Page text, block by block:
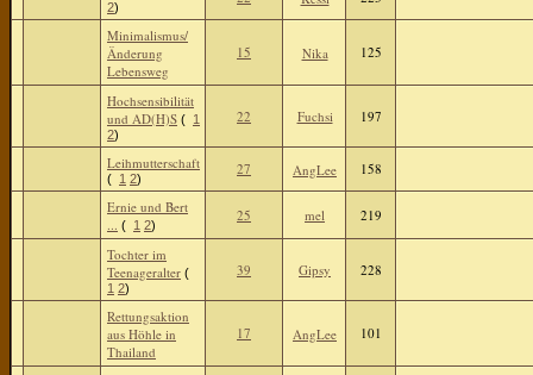
2)
Minimalismus/
Änderung
Lebensweg
15 Nika 125
Hochsensibilität
und AD(H)S ( 1
2)
22 Fuchsi 197
Leihmutterschaft
( 1 2)
27 AngLee 158
Ernie und Bert
... ( 1 2)
25 mel 219
Tochter im
Teenageralter (
1 2)
39 Gipsy 228
Rettungsaktion
aus Höhle in
Thailand
17 AngLee 101